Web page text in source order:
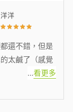
洋洋
還不錯，但是
太鹹了（感覺
...看更多